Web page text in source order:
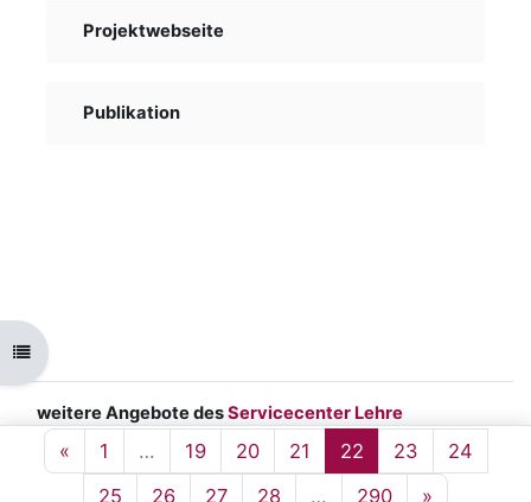
Ouvrir l’index du cours
Projektwebseite
Publikation
«Page précédente
1 … 19Page 19
20Page 20
21 Page 21
22Page 22
23Page 23
24Page
25Page 25
26Page 26
27Page 27
28Page 28
… 290Page 290
»Page
weitere Angebote desServicecenter Lehre
Impressum
Hochschule